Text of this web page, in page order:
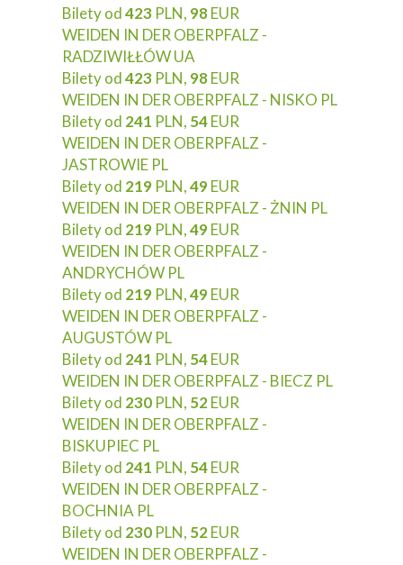
Bilety od423 PLN, 98EUR
WEIDEN IN DER OBERPFALZ -
RADZIWIŁŁÓW UA
Bilety od423 PLN, 98EUR
WEIDEN IN DER OBERPFALZ - NISKO PL
Bilety od 241 PLN, 54EUR
WEIDEN IN DER OBERPFALZ -
JASTROWIE PL
Bilety od 219 PLN,49EUR
WEIDEN IN DER OBERPFALZ - ŻNIN PL
Bilety od 219 PLN,49EUR
WEIDEN IN DER OBERPFALZ -
ANDRYCHÓW PL
Bilety od 219 PLN,49EUR
WEIDEN IN DER OBERPFALZ -
AUGUSTÓW PL
Bilety od 241 PLN, 54EUR
WEIDEN IN DER OBERPFALZ - BIECZ PL
Bilety od 230 PLN, 52EUR
WEIDEN IN DER OBERPFALZ -
BISKUPIEC PL
Bilety od 241 PLN, 54EUR
WEIDEN IN DER OBERPFALZ -
BOCHNIA PL
Bilety od 230 PLN, 52EUR
WEIDEN IN DER OBERPFALZ -